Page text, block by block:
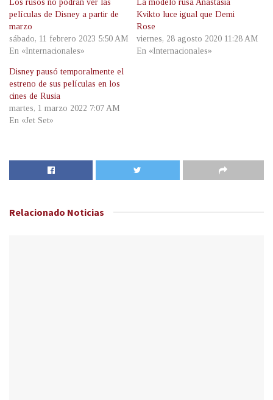
Los rusos no podrán ver las
películas de Disney a partir de
marzo
sábado, 11 febrero 2023 5:50 AM
En «Internacionales»
La modelo rusa Anastasia
Kvikto luce igual que Demi
Rose
viernes, 28 agosto 2020 11:28 AM
En «Internacionales»
Disney pausó temporalmente el
estreno de sus películas en los
cines de Rusia
martes, 1 marzo 2022 7:07 AM
En «Jet Set»
Relacionado Noticias